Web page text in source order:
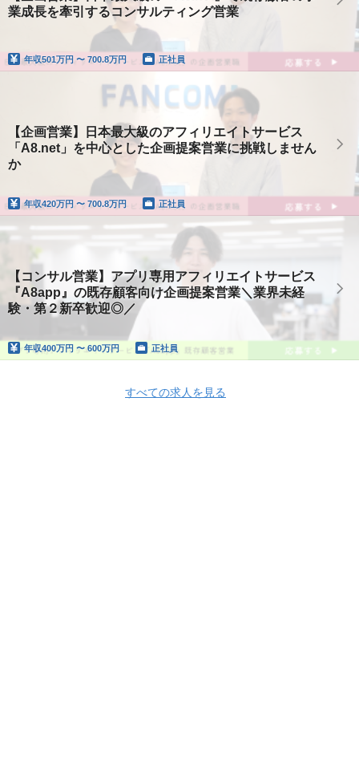
業成長を牽引するコンサルティング営業
年収501万円 〜 700.8万円 正社員
【企画営業】日本最大級のアフィリエイトサービス
「A8.net」を中心とした企画提案営業に挑戦しません
か
年収420万円 〜 700.8万円 正社員
【コンサル営業】アプリ専用アフィリエイトサービス
『A8app』の既存顧客向け企画提案営業＼業界未経
験・第２新卒歓迎◎／
年収400万円 〜 600万円 正社員
すべての求人を見る